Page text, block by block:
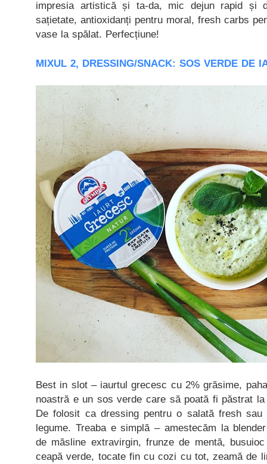
impresia artistică și ta-da, mic dejun rapid și
sațietate, antioxidanți pentru moral, fresh carbs
vase la spălat. Perfecțiune!
MIXUL 2, DRESSING/SNACK: SOS VERDE DE
Best in slot – iaurtul grecesc cu 2% grăsime,
noastră e un sos verde care să poată fi păstrat
De folosit ca dressing pentru o salată fresh
legume. Treaba e simplă – amestecăm la
de măsline extravirgin, frunze de mentă,
ceapă verde, tocate fin cu cozi cu tot, zeamă de